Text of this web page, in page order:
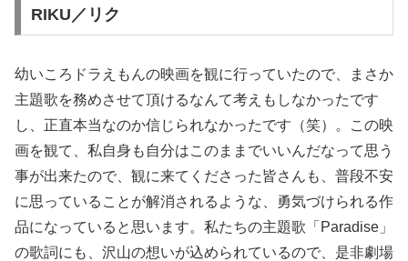
RIKU／リク
幼いころドラえもんの映画を観に行っていたので、まさか
主題歌を務めさせて頂けるなんて考えもしなかったです
し、正直本当なのか信じられなかったです（笑）。この映
画を観て、私自身も自分はこのままでいいんだなって思う
事が出来たので、観に来てくださった皆さんも、普段不安
に思っていることが解消されるような、勇気づけられる作
品になっていると思います。私たちの主題歌「Paradise」
の歌詞にも、沢山の想いが込められているので、是非劇場